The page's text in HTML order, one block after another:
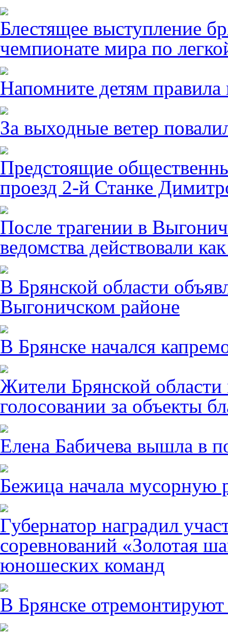
Блестящее выступление
чемпионате мира по
Напомните детям правила
За выходные ветер
Предстоящие
проезд 2-й Станке
После трагении в
ведомства действовали
В Брянской области
Выгоничском районе
В Брянске начался
Жители Брянской области
голосовании за объекты
Елена Бабичева вышла в
Бежица начала мусорную
Губернатор наградил
соревнований «Золотая
юношеских команд
В Брянске